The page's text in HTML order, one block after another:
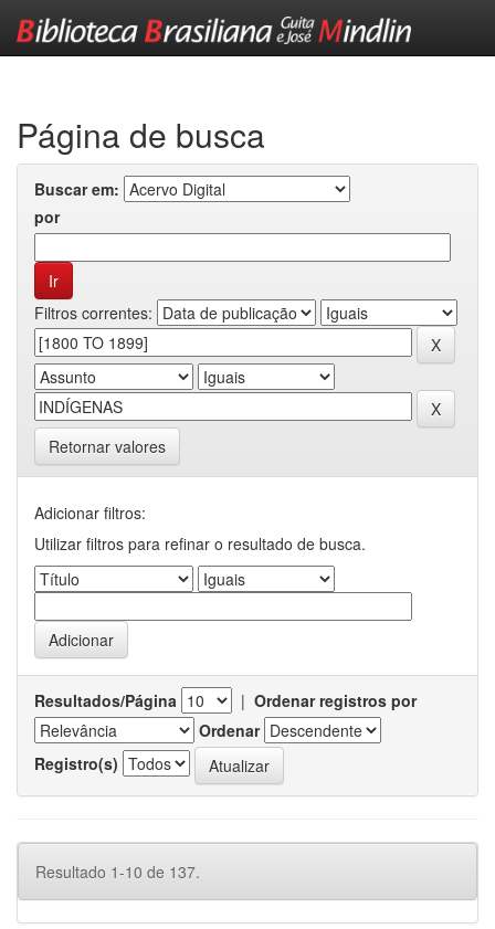
Página de busca
Buscar em:
por
Filtros correntes:
Retornar valores
Adicionar filtros:
Utilizar filtros para refinar o resultado de busca.
Resultados/Página | Ordenar registros por
Ordenar
Registro(s)
Resultado 1-10 de 137.